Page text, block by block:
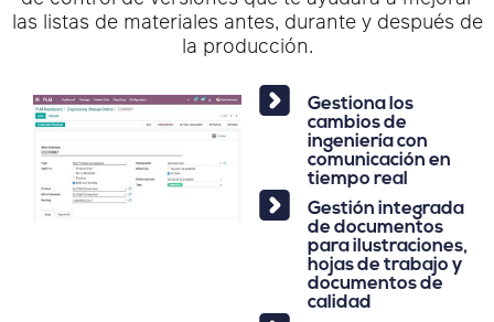
las listas de materiales antes, durante y después de
la producción.
Gestiona los
cambios de
ingeniería con
comunicación en
tiempo real
Gestión integrada
de documentos
para ilustraciones,
hojas de trabajo y
documentos de
calidad